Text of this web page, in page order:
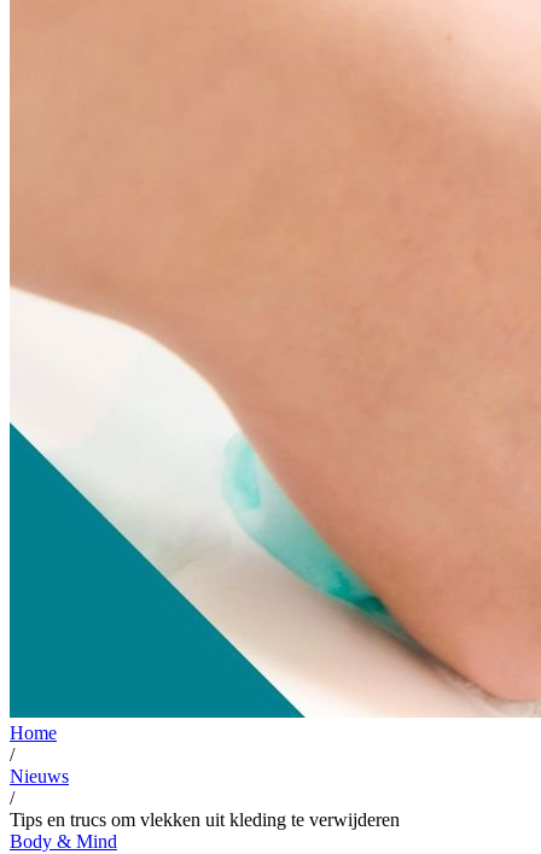
Home
/
Nieuws
/
Tips en trucs om vlekken uit kleding te verwijderen
Body & Mind